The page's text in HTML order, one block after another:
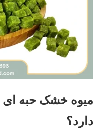
میوه خشک حبه
دارد؟